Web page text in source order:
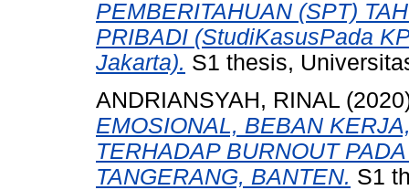
PEMBERITAHUAN (SPT)
PRIBADI (StudiKasusPada
Jakarta). S1 thesis,
ANDRIANSYAH, RINAL
EMOSIONAL, BEBAN
TERHADAP BURNOUT
TANGERANG, BANTEN. S1